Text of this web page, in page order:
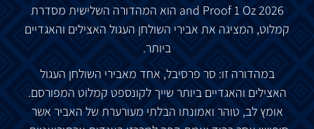
and Proof 1 Oz 2026 הוא המהדורה השלישית מסדרת
קמלוט, המציגה את אבירי השולחן העגול האצילים והאגדיים
ביותר.
במהדורה זו: סר פרסיבל, אחד מאבירי השולחן העגול
האצילים והאגדיים ביותר שייך לקונספט קמלוט המפורסם.
אומץ לב, טוהר ואמונתו הבלתי מעורערת של האביר אשר